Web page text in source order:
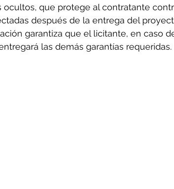
que protege al contratante
después de la entrega del
garantiza que el licitante, en caso
las demás garantías requeridas.